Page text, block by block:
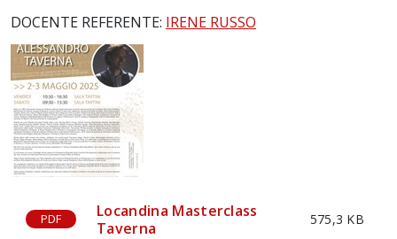
DOCENTE REFERENTE: IRENE RUSSO
PDF
Locandina Masterclass
Taverna
575,3 KB